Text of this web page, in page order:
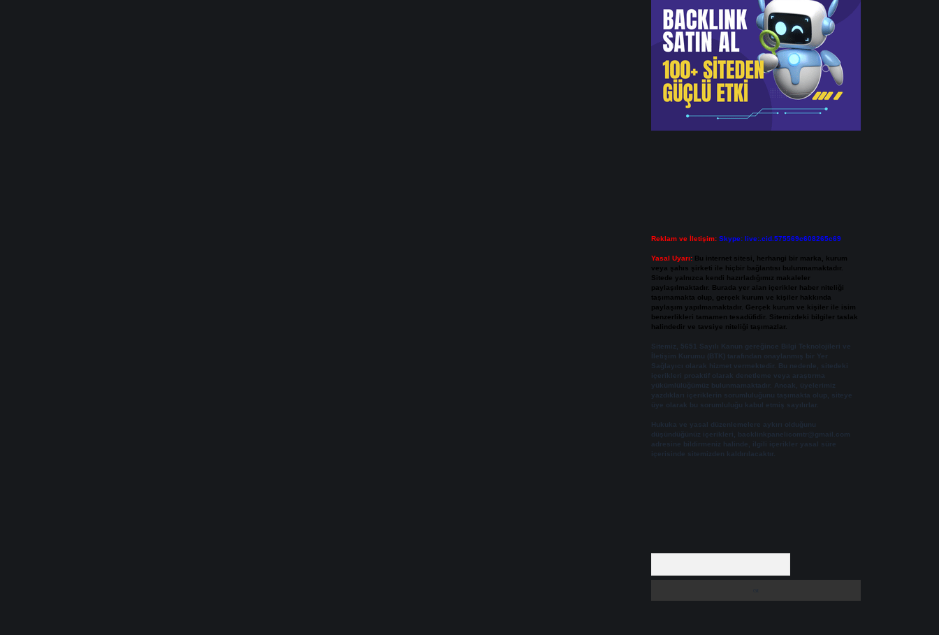
Reklam ve İletişim: Skype: live:.cid.575569c608265c69
Yasal Uyarı: Bu internet sitesi, herhangi bir marka, kurum
veya şahıs şirketi ile hiçbir bağlantısı bulunmamaktadır.
Sitede yalnızca kendi hazırladığımız makaleler
paylaşılmaktadır. Burada yer alan içerikler haber niteliği
taşımamakta olup, gerçek kurum ve kişiler hakkında
paylaşım yapılmamaktadır. Gerçek kurum ve kişiler ile isim
benzerlikleri tamamen tesadüfidir. Sitemizdeki bilgiler taslak
halindedir ve tavsiye niteliği taşımazlar.
Sitemiz, 5651 Sayılı Kanun gereğince Bilgi Teknolojileri ve
İletişim Kurumu (BTK) tarafından onaylanmış bir Yer
Sağlayıcı olarak hizmet vermektedir. Bu nedenle, sitedeki
içerikleri proaktif olarak denetleme veya araştırma
yükümlülüğümüz bulunmamaktadır. Ancak, üyelerimiz
yazdıkları içeriklerin sorumluluğunu taşımakta olup, siteye
üye olarak bu sorumluluğu kabul etmiş sayılırlar.
Hukuka ve yasal düzenlemelere aykırı olduğunu
düşündüğünüz içerikleri,
backlinkpanelicomtr@gmail.com
adresine bildirmeniz halinde, ilgili içerikler yasal süre
içerisinde sitemizden kaldırılacaktır.